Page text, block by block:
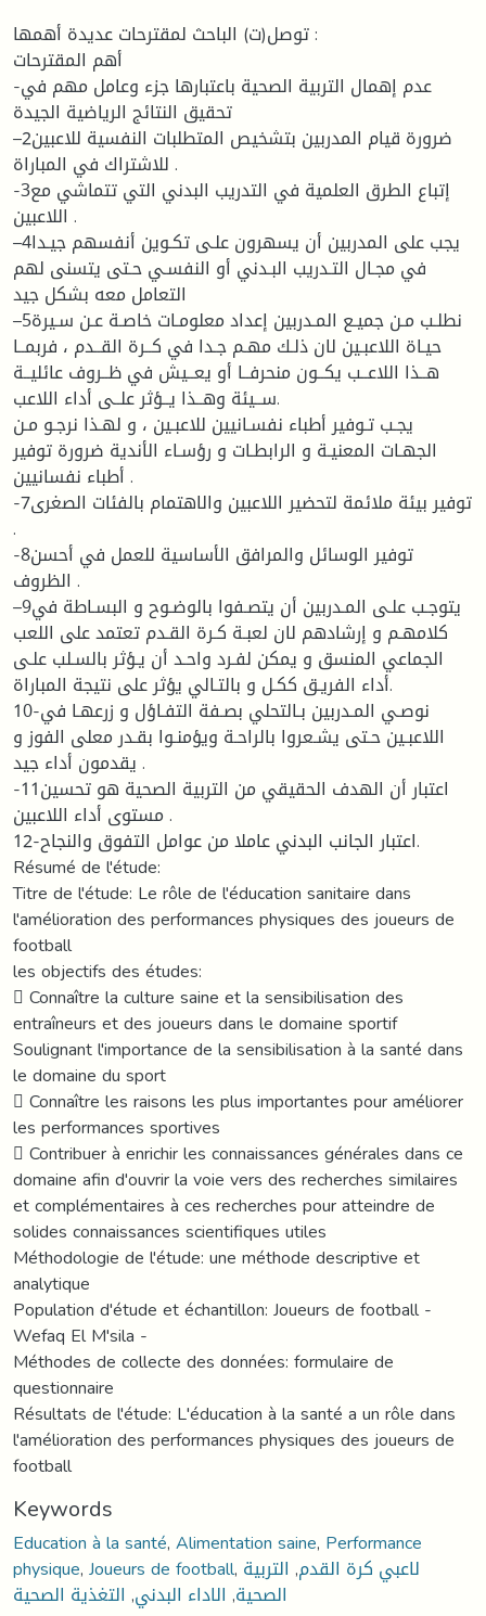
توصل(ت) الباحث لمقترحات عديدة أهمها :
أهم المقترحات
-عدم إهمال التربية الصحية باعتبارها جزء وعامل مهم في
تحقيق النتائج الرياضية الجيدة
–2ضرورة قيام المدربين بتشخيص المتطلبات النفسية للاعبين
للاشتراك في المباراة .
-3إتباع الطرق العلمية في التدريب البدني التي تتماشي مع
اللاعبين .
–4يجب على المدربين أن يسهرون علـى تكـوين أنفسهم جيـدا
في مجـال التـدريب البـدني أو النفسـي حـتى يتسنى لهم
التعامل معه بشكل جيد
–5نطلـب مـن جميـع المـدربين إعداد معلومـات خاصـة عـن سـيرة
حيـاة اللاعبـين لان ذلـك مهـم جـدا في كــرة القــدم ، فربمــا
هــذا اللاعــب يكــون منحرفــا أو يعــيش في ظــروف عائليــة
ســيئة وهــذا يــؤثر علــى أداء اللاعب.
يجـب تـوفير أطباء نفسـانيين للاعبـين ، و لهـذا نرجـو مـن
الجهـات المعنيـة و الرابطـات و رؤسـاء الأندية ضرورة توفير
أطباء نفسانيين .
-7توفير بيئة ملائمة لتحضير اللاعبين والاهتمام بالفئات الصغرى
.
-8توفير الوسائل والمرافق الأساسية للعمل في أحسن
الظروف .
–9يتوجـب علـى المـدربين أن يتصـفوا بالوضـوح و البسـاطة في
كلامهـم و إرشادهم لان لعبـة كـرة القـدم تعتمد على اللعب
الجماعي المنسق و يمكن لفـرد واحـد أن يـؤثر بالسـلب علـى
أداء الفريـق ككـل و بالتـالي يؤثر على نتيجة المباراة.
10-نوصـي المـدربين بـالتحلي بصـفة التفـاؤل و زرعهـا في
اللاعبـين حـتى يشـعروا بالراحـة ويؤمنـوا بقـدر معلى الفوز و
يقدمون أداء جيد .
-11اعتبار أن الهدف الحقيقي من التربية الصحية هو تحسين
مستوى أداء اللاعبين .
12-اعتبار الجانب البدني عاملا من عوامل التفوق والنجاح.
Résumé de l'étude:
Titre de l'étude: Le rôle de l'éducation sanitaire dans
l'amélioration des performances physiques des joueurs de
football
les objectifs des études:
 Connaître la culture saine et la sensibilisation des
entraîneurs et des joueurs dans le domaine sportif
Soulignant l'importance de la sensibilisation à la santé dans
le domaine du sport
 Connaître les raisons les plus importantes pour améliorer
les performances sportives
 Contribuer à enrichir les connaissances générales dans ce
domaine afin d'ouvrir la voie vers des recherches similaires
et complémentaires à ces recherches pour atteindre de
solides connaissances scientifiques utiles
Méthodologie de l'étude: une méthode descriptive et
analytique
Population d'étude et échantillon: Joueurs de football -
Wefaq El M'sila -
Méthodes de collecte des données: formulaire de
questionnaire
Résultats de l'étude: L'éducation à la santé a un rôle dans
l'amélioration des performances physiques des joueurs de
football
Keywords
Education à la santé,Alimentation saine, Performance
physique,Joueurs de football, لاعبي كرة القدم, التربية
الصحية, الاداء البدني, التغذية الصحية